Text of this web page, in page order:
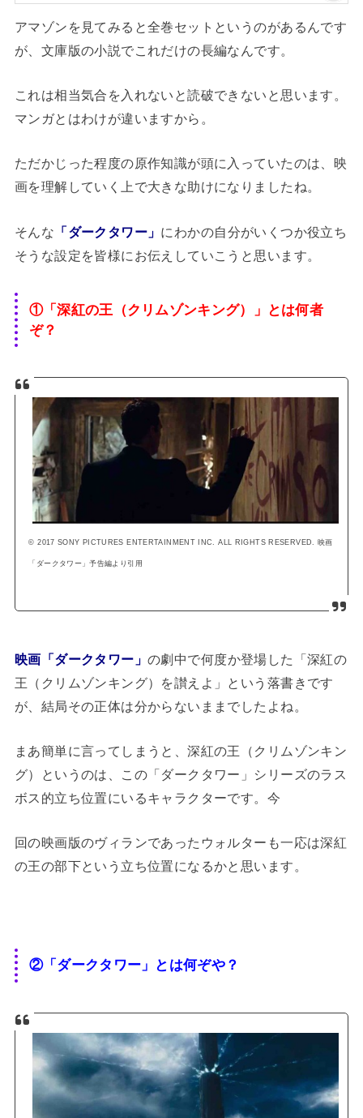
アマゾンを見てみると全巻セットというのがあるんです
が、文庫版の小説でこれだけの長編なんです。
これは相当気合を入れないと読破できないと思います。
マンガとはわけが違いますから。
ただかじった程度の原作知識が頭に入っていたのは、映
画を理解していく上で大きな助けになりましたね。
そんな 「ダークタワー」 にわかの自分がいくつか役立ち
そうな設定を皆様にお伝えしていこうと思います。
①「深紅の王（クリムゾンキング）」とは何者
ぞ？
© 2017 SONY PICTURES ENTERTAINMENT INC. ALL RIGHTS RESERVED. 映画
「ダークタワー」予告編より引用
映画「ダークタワー」の劇中で何度か登場した「深紅の
王（クリムゾンキング）を讃えよ」という落書きです
が、結局その正体は分からないままでしたよね。
まあ簡単に言ってしまうと、深紅の王（クリムゾンキン
グ）というのは、この「ダークタワー」シリーズのラス
ボス的立ち位置にいるキャラクターです。今
回の映画版のヴィランであったウォルターも一応は深紅
の王の部下という立ち位置になるかと思います。
②「ダークタワー」とは何ぞや？